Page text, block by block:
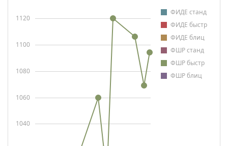
ФИДЕ станд
ФИДЕ быстр
ФИДЕ блиц
ФШР станд
ФШР быстр
ФШР блиц
1040
1060
1080
1100
1120